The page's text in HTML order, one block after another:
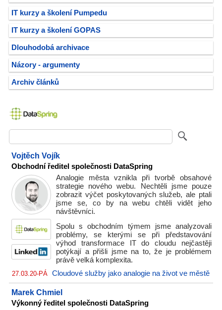
IT kurzy a školení Pumpedu
IT kurzy a školení GOPAS
Dlouhodobá archivace
Názory - argumenty
Archiv článků
Vojtěch Vojík
Obchodní ředitel společnosti DataSpring
Analogie města vznikla při tvorbě obsahové
strategie nového webu. Nechtěli jsme pouze
zobrazit výčet poskytovaných služeb, ale ptali
jsme se, co by na webu chtěli vidět jeho
návštěvníci.
Spolu s obchodním týmem jsme analyzovali
problémy, se kterými se při představování
výhod transformace IT do cloudu nejčastěji
potýkají a přišli jsme na to, že je problémem
právě velká komplexita.
27.03.20-PÁ Cloudové služby jako analogie na život ve městě
Marek Chmiel
Výkonný ředitel společnosti DataSpring